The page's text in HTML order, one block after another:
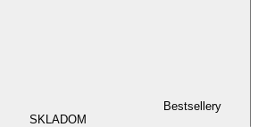
Bestsellery
SKLADOM